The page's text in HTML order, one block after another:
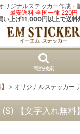
リジナルステッカー作成・
最安送料 全国一律 220円
い上げ11,000円以上で送料
商品検索
> オリジナルステッカー
【文字入れ無料】